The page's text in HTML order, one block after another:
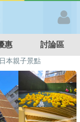
惠 討論區
日本親子景點
泉泡湯SPA